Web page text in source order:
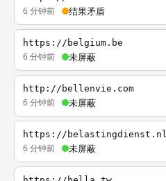
6 分钟前 结果矛盾
https://belgium.be
6 分钟前 未屏蔽
http://bellenvie.com
6 分钟前 未屏蔽
https://belastingdienst.nl
6 分钟前 未屏蔽